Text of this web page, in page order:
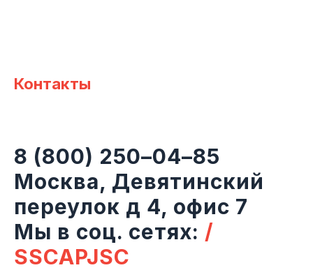
Контакты
8 (800) 250–04–85
Москва, Девятинский
переулок д 4, офис 7
Мы в соц. сетях: /
SSCAPJSC